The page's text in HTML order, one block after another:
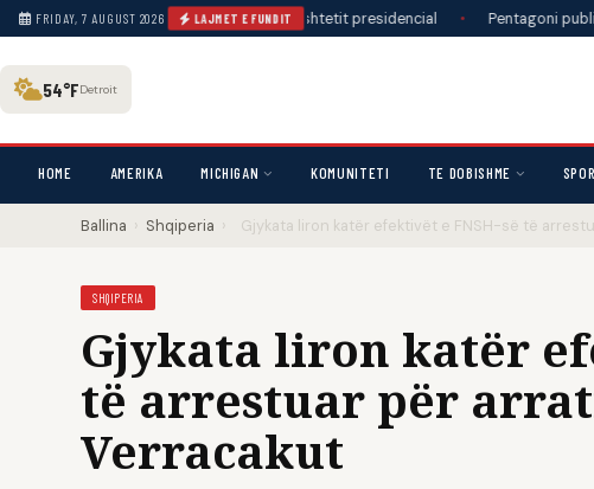
FRIDAY, 7 AUGUST 2026 LAJMET E FUNDIT
për testin e ardhshëm të pushtetit presidencial • Pentagoni publikon
54°FDetroit
HOME AMERIKA MICHIGAN KOMUNITETI TE DOBISHME
Ballina › Shqiperia › Gjykata liron katër efektivët e FNSH-së të
SHQIPERIA
Gjykata liron katër
të arrestuar për
Verracakut